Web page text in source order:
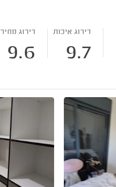
דירוג איכות
9.7
דירוג מחיר
9.6